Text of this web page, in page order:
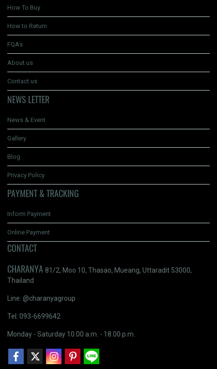
How To Buy
How to Return
FQAs
About us
Contact us
NEWS LETTER
News & Event
Gallery
Blog
Privacy Policy
PAYMENT & TRACKING
Inform Payment
Online Payment
CONTACT
CHARANYA 81/2, Moo 10, Thasao, Mueang, Uttaradit 53000,
Thailand
Line: @charanyagroup
Tel: 093-6699642
Monday - Saturday 10.00 a.m. - 18.00 p.m.